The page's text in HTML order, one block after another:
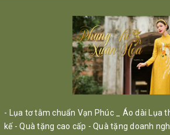
- Lụa tơ tằm chuẩn Vạn Phúc _ Áo dài Lụa
kế - Quà tặng cao cấp - Quà tặng doanh